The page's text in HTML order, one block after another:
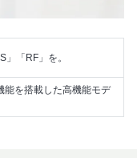
「RF」を。
能を搭載した高機能モデ